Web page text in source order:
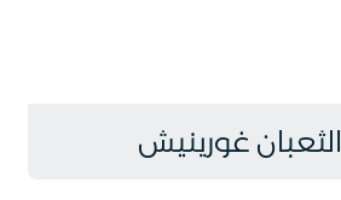
الثعبان غورينيش